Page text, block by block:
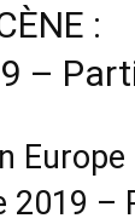
:
–
Europe
2019 –